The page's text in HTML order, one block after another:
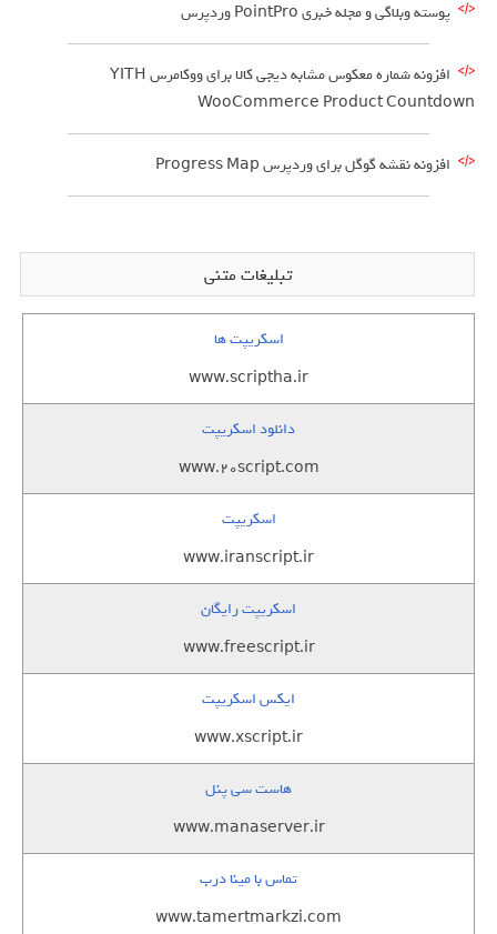
پوسته وبلاگی و مجله خبری PointPro وردپرس
افزونه شماره معکوس مشابه دیجی کالا برای ووکامرس YITH
WooCommerce Product Countdown
افزونه نقشه گوگل برای وردپرس Progress Map
تبلیغات متنی
اسکریپت ها
www.scriptha.ir
دانلود اسکریپت
www.20script.com
اسکریپت
www.iranscript.ir
اسکریپت رایگان
www.freescript.ir
ایکس اسکریپت
www.xscript.ir
هاست سی پنل
www.manaserver.ir
تماس با مینا درب
www.tamertmarkzi.com